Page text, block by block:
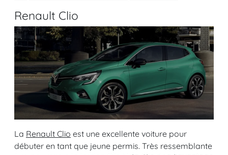
Renault Clio
La Renault Clio est une excellente voiture pour
débuter en tant que jeune permis. Très ressemblante